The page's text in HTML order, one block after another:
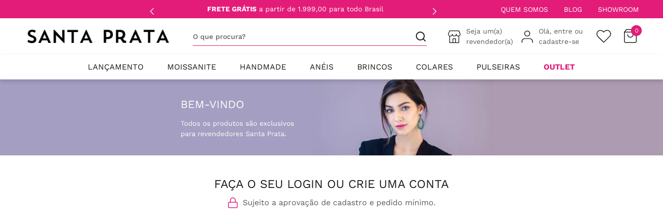
FRETE GRÁTIS a partir de 1.999,00 para todo Brasil QUEM SOMOS BLOG SHOWROOM
Seja um(a)
revendedor(a)
Olá, entre ou
cadastre-se
0
LANÇAMENTO MOISSANITE HANDMADE ANÉIS BRINCOS COLARES PULSEIRAS OUTLET
FAÇA O SEU LOGIN OU CRIE UMA CONTA
Sujeito a aprovação de cadastro e pedido mínimo.